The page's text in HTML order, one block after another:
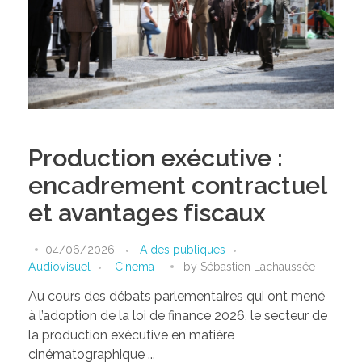
Production exécutive :
encadrement contractuel
et avantages fiscaux
04/06/2026
Aides publiques
Audiovisuel
Cinema by Sébastien Lachaussée
Au cours des débats parlementaires qui ont mené
à l’adoption de la loi de finance 2026, le secteur de
la production exécutive en matière
cinématographique ...